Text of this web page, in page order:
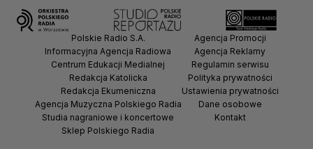
Polskie Radio S.A.
Informacyjna Agencja Radiowa
Centrum Edukacji Medialnej
Redakcja Katolicka
Redakcja Ekumeniczna
Agencja Muzyczna Polskiego Radia
Studia nagraniowe i koncertowe
Sklep Polskiego Radia
Agencja Promocji
Agencja Reklamy
Regulamin serwisu
Polityka prywatności
Ustawienia prywatności
Dane osobowe
Kontakt